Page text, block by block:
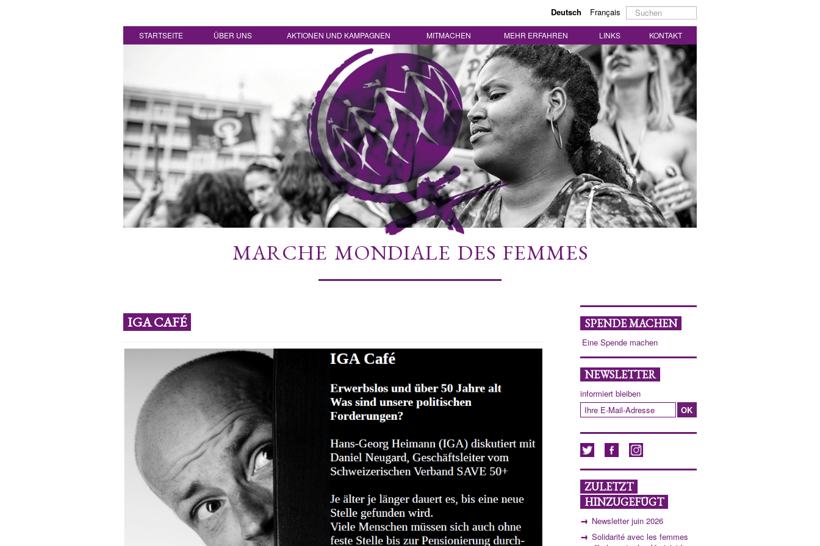
Deutsch Français
Suchen
...
STARTSEITE ÜBER UNS AKTIONEN UND KAMPAGNEN MITMACHEN MEHR ERFAHREN LINKS KONTAKT
MARCHE MONDIALE DES FEMMES
IGA CAFÉ SPENDE MACHEN
Eine Spende machen
NEWSLETTER
informiert bleiben
ZULETZT
HINZUGEFÜGT
Newsletter juin 2026
Solidarité avec les femmes